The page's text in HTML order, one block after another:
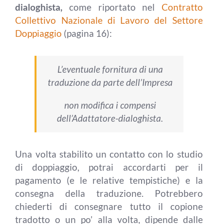
dialoghista, come riportato nel Contratto
Collettivo Nazionale di Lavoro del Settore
Doppiaggio (pagina 16):
L’eventuale fornitura di una
traduzione da parte dell’Impresa
non modifica icompensi
dell’Adattatore-dialoghista.
Una volta stabilito un contatto con lo studio
di doppiaggio, potrai accordarti per il
pagamento (e le relative tempistiche) e la
consegna della traduzione. Potrebbero
chiederti di consegnare tutto il copione
tradotto o un po’ alla volta, dipende dalle